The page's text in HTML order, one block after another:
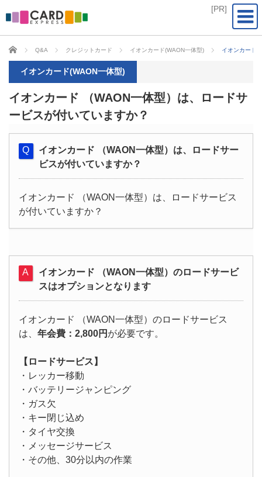
CARD EXPRESS
Q&A クレジットカード イオンカード(WAON一体型) イオンカード
イオンカード(WAON一体型)
イオンカード （WAON一体型）は、ロードサ
ービスが付いていますか？
イオンカード （WAON一体型）は、ロードサー
ビスが付いていますか？
イオンカード （WAON一体型）は、ロードサービス
が付いていますか？
イオンカード （WAON一体型）のロードサービ
スはオプションとなります
イオンカード （WAON一体型）のロードサービス
は、 年会費：2,800円 が必要です。
【ロードサービス】
・レッカー移動
・バッテリージャンピング
・ガス欠
・キー閉じ込め
・タイヤ交換
・メッセージサービス
・その他、30分以内の作業